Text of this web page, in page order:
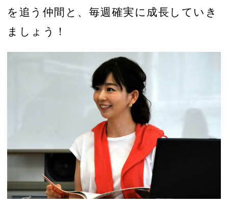
を追う仲間と、毎週確実に成長していき
ましょう！